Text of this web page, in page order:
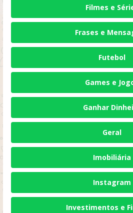
Filmes e
Frases e
Futebol
Games e
Ganhar
Geral
Imobiliária
Instagram
Investimentos e